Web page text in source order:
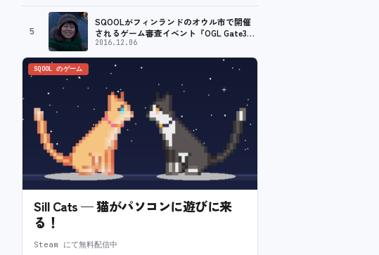
5
SQOOLがフィンランドのオウル市で開催
されるゲーム審査イベント『OGL Gate3』
のメディアパートナーに！
2016.12.06
SQOOL のゲーム
Sill Cats — 猫がパソコンに遊びに来
る！
Steam にて無料配信中